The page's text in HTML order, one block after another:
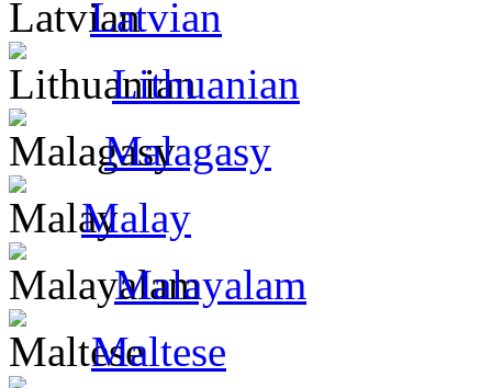
Latvian
Lithuanian
Malagasy
Malay
Malayalam
Maltese